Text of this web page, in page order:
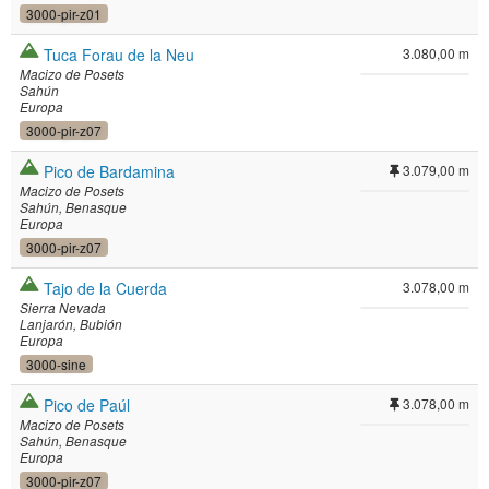
3000-pir-z01
Tuca Forau de la Neu
Macizo de Posets
Sahún
Europa
3000-pir-z07
3.080,00 m
Pico de Bardamina
Macizo de Posets
Sahún Benasque
Europa
3000-pir-z07
3.079,00 m
Tajo de la Cuerda
Sierra Nevada
Lanjarón Bubión
Europa
3000-sine
3.078,00 m
Pico de Paúl
Macizo de Posets
Sahún Benasque
Europa
3000-pir-z07
3.078,00 m